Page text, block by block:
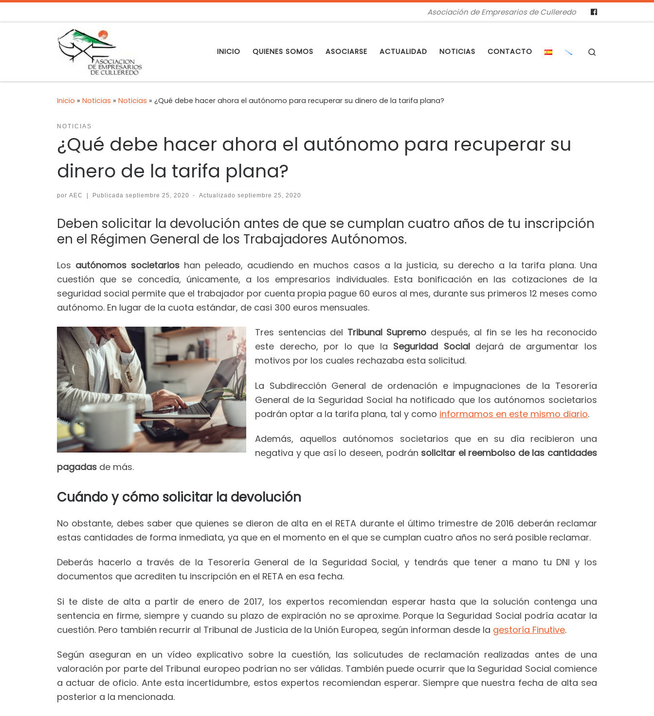
Asociación de Empresarios de Culleredo
INICIO QUIENES SOMOS ASOCIARSE ACTUALIDAD NOTICIAS CONTACTO
Inicio » Noticias » Noticias » ¿Qué debe hacer ahora el autónomo para recuperar su dinero de la tarifa plana?
NOTICIAS
¿Qué debe hacer ahora el autónomo para recuperar su
dinero de la tarifa plana?
por AEC | Publicada septiembre 25, 2020 - Actualizadoseptiembre 25, 2020
Deben solicitar la devolución antes de que se cumplan cuatro años de tu inscripción
en el Régimen General de los Trabajadores Autónomos.
Los autónomos societarioshan peleado, acudiendo en muchos casos a la justicia, su derecho a la tarifa plana. Una
cuestión que se concedía, únicamente, a los empresarios individuales. Esta bonificación en las cotizaciones de la
seguridad social permite que el trabajador por cuenta propia pague 60 euros al mes, durante sus primeros 12 meses como
autónomo. En lugar de la cuota estándar, de casi 300 euros mensuales.
Tres sentencias del Tribunal Supremo después, al fin se les ha reconocido
este derecho, por lo que la Seguridad Socialdejará de argumentar los
motivos por los cuales rechazaba esta solicitud.
La Subdirección General de ordenación e impugnaciones de la Tesorería
General de la Seguridad Social ha notificado que los autónomos societarios
podrán optar a la tarifa plana, tal y como informamos en este mismo diario.
Además, aquellos autónomos societarios que en su día recibieron una
negativa y que así lo deseen, podrán solicitar el reembolso de las cantidades
pagadas de más.
Cuándo y cómo solicitar la devolución
No obstante, debes saber que quienes se dieron de alta en el RETA durante el último trimestre de 2016 deberán reclamar
estas cantidades de forma inmediata, ya que en el momento en el que se cumplan cuatro años no será posible reclamar.
Deberás hacerlo a través de la Tesorería General de la Seguridad Social, y tendrás que tener a mano tu DNI y los
documentos que acrediten tu inscripción en el RETA en esa fecha.
Si te diste de alta a partir de enero de 2017, los expertos recomiendan esperar hasta que la solución contenga una
sentencia en firme, siempre y cuando su plazo de expiración no se aproxime. Porque la Seguridad Social podría acatar la
cuestión. Pero también recurrir al Tribunal de Justicia de la Unión Europea, según informan desde la gestoría Finutive.
Según aseguran en un vídeo explicativo sobre la cuestión, las solicutudes de reclamación realizadas antes de una
valoración por parte del Tribunal europeo podrían no ser válidas. También puede ocurrir que la Seguridad Social comience
a actuar de oficio. Ante esta incertidumbre, estos expertos recomiendan esperar. Siempre que nuestra fecha de alta sea
posterior a la mencionada.